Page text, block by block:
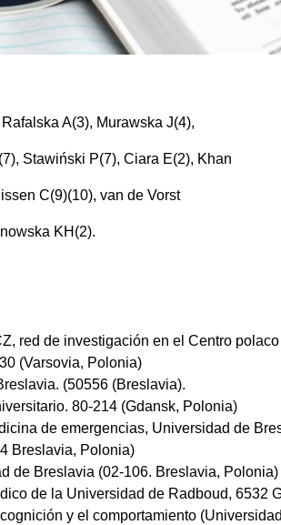
A(3), Murawska J(4),
Stawiński P(7), Ciara E(2), Khan
C(9)(10), van de Vorst
KH(2).
red de investigación en el Centro
(Varsovia, Polonia)
(50556 (Breslavia).
80-214 (Gdansk, Polonia)
de emergencias, Universidad de
Breslavia, Polonia)
de Breslavia (02-106. Breslavia, Polonia)
de la Universidad de Radboud, 6532
y el comportamiento